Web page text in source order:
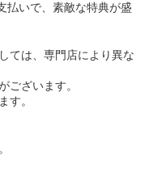
払いで、素敵な特典が盛
ては、専門店により異な
ございます。
す。